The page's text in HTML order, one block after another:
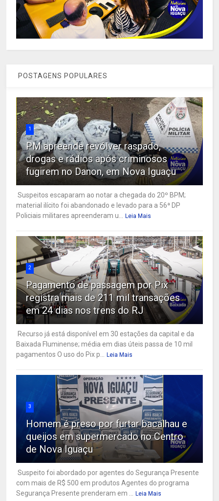
POSTAGENS POPULARES
1
PM apreende revólver raspado,
drogas e rádios após criminosos
fugirem no Danon, em Nova Iguaçu
Suspeitos escaparam ao notar a chegada do 20º BPM;
material ilícito foi abandonado e levado para a 56ª DP
Policiais militares apreenderam u... Leia Mais
2
Pagamento de passagem por Pix
registra mais de 211 mil transações
em 24 dias nos trens do RJ
Recurso já está disponível em 30 estações da capital e da
Baixada Fluminense; média em dias úteis passa de 10 mil
pagamentos O uso do Pix p... Leia Mais
3
Homem é preso por furtar bacalhau e
queijos em supermercado no Centro
de Nova Iguaçu
Suspeito foi abordado por agentes do Segurança Presente
com mais de R$ 500 em produtos Agentes do programa
Segurança Presente prenderam em ... Leia Mais